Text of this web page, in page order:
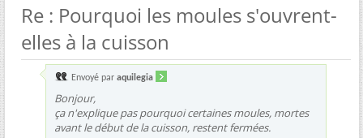
Re : Pourquoi les moules s'ouvrent-
elles à la cuisson
Envoyé par aquilegia
Bonjour,
ça n'explique pas pourquoi certaines moules, mortes
avant le début de la cuisson, restent fermées.